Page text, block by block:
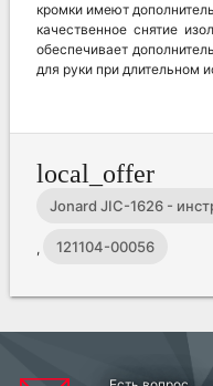
кромки имеют
качественное снятие
обеспечивает
для руки при длительном
local_offer
Jonard JIC-1626 -
проводов 0,4 - 1,3 мм
, 121104-00056